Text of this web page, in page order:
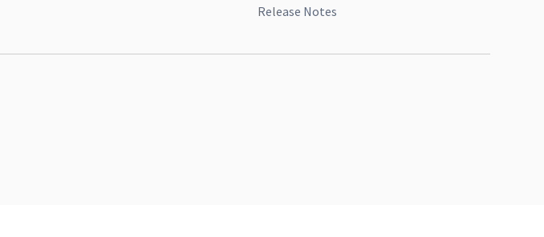
Release Notes